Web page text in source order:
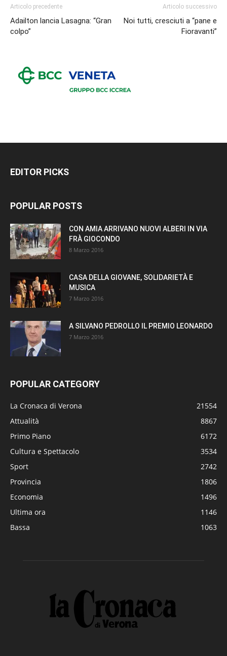
Articolo precedente
Adailton lancia Lasagna: “Gran
colpo”
Articolo successivo
Noi tutti, cresciuti a “pane e
Fioravanti”
EDITOR PICKS
POPULAR POSTS
CON AMIA ARRIVANO NUOVI ALBERI IN VIA
FRÀ GIOCONDO
8 Marzo 2016
CASA DELLA GIOVANE, SOLIDARIETÀ E
MUSICA
7 Marzo 2016
A SILVANO PEDROLLO IL PREMIO LEONARDO
7 Marzo 2016
POPULAR CATEGORY
La Cronaca di Verona
21554
Attualità
8867
Primo Piano
6172
Cultura e Spettacolo
3534
Sport
2742
Provincia
1806
Economia
1496
Ultima ora
1146
Bassa
1063